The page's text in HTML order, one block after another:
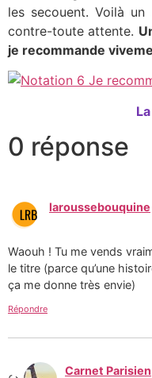
les secouent. Voilà un
contre-toute attente.
je recommande
0 réponse
laroussebouquine
Waouh ! Tu me vends
le titre (parce qu’une
ça me donne très envie)
Répondre
Carnet Parisien